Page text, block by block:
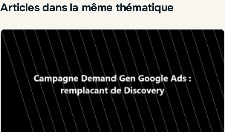
Articles dans la même thématique